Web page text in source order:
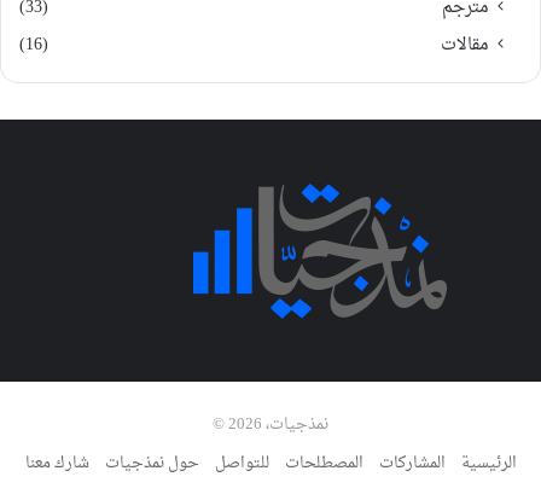
مترجم
(33)
مقالات
(16)
نمذجيات، 2026 ©
الرئيسية المشاركات المصطلحات للتواصل حول نمذجيات شارك معنا